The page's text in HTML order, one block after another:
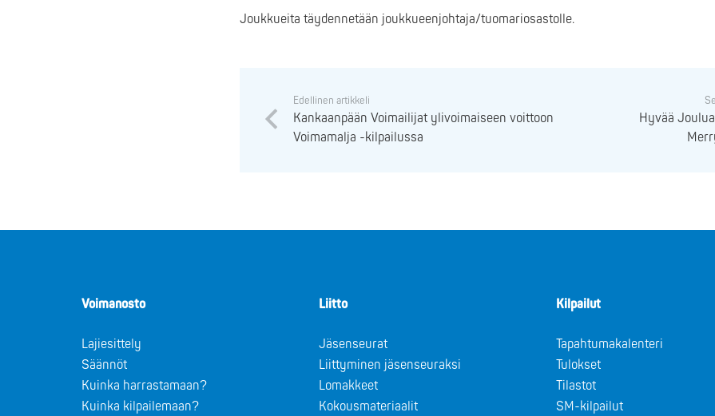
Joukkueita täydennetään joukkueenjohtaja/tuomariosastolle.
Edellinen artikkeli
Kankaanpään Voimailijat ylivoimaiseen voittoon
Voimamalja -kilpailussa
Hyvää
Voimanosto
Lajiesittely
Säännöt
Kuinka harrastamaan?
Kuinka kilpailemaan?
Liitto
Jäsenseurat
Liittyminen jäsenseuraksi
Lomakkeet
Kokousmateriaalit
Kilpailut
Tapahtumakalenteri
Tulokset
Tilastot
SM-kilpailut